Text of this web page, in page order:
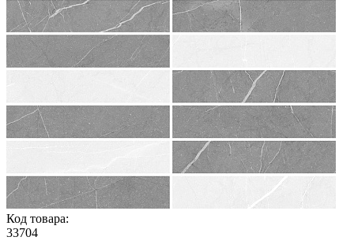
Код товара:
33704